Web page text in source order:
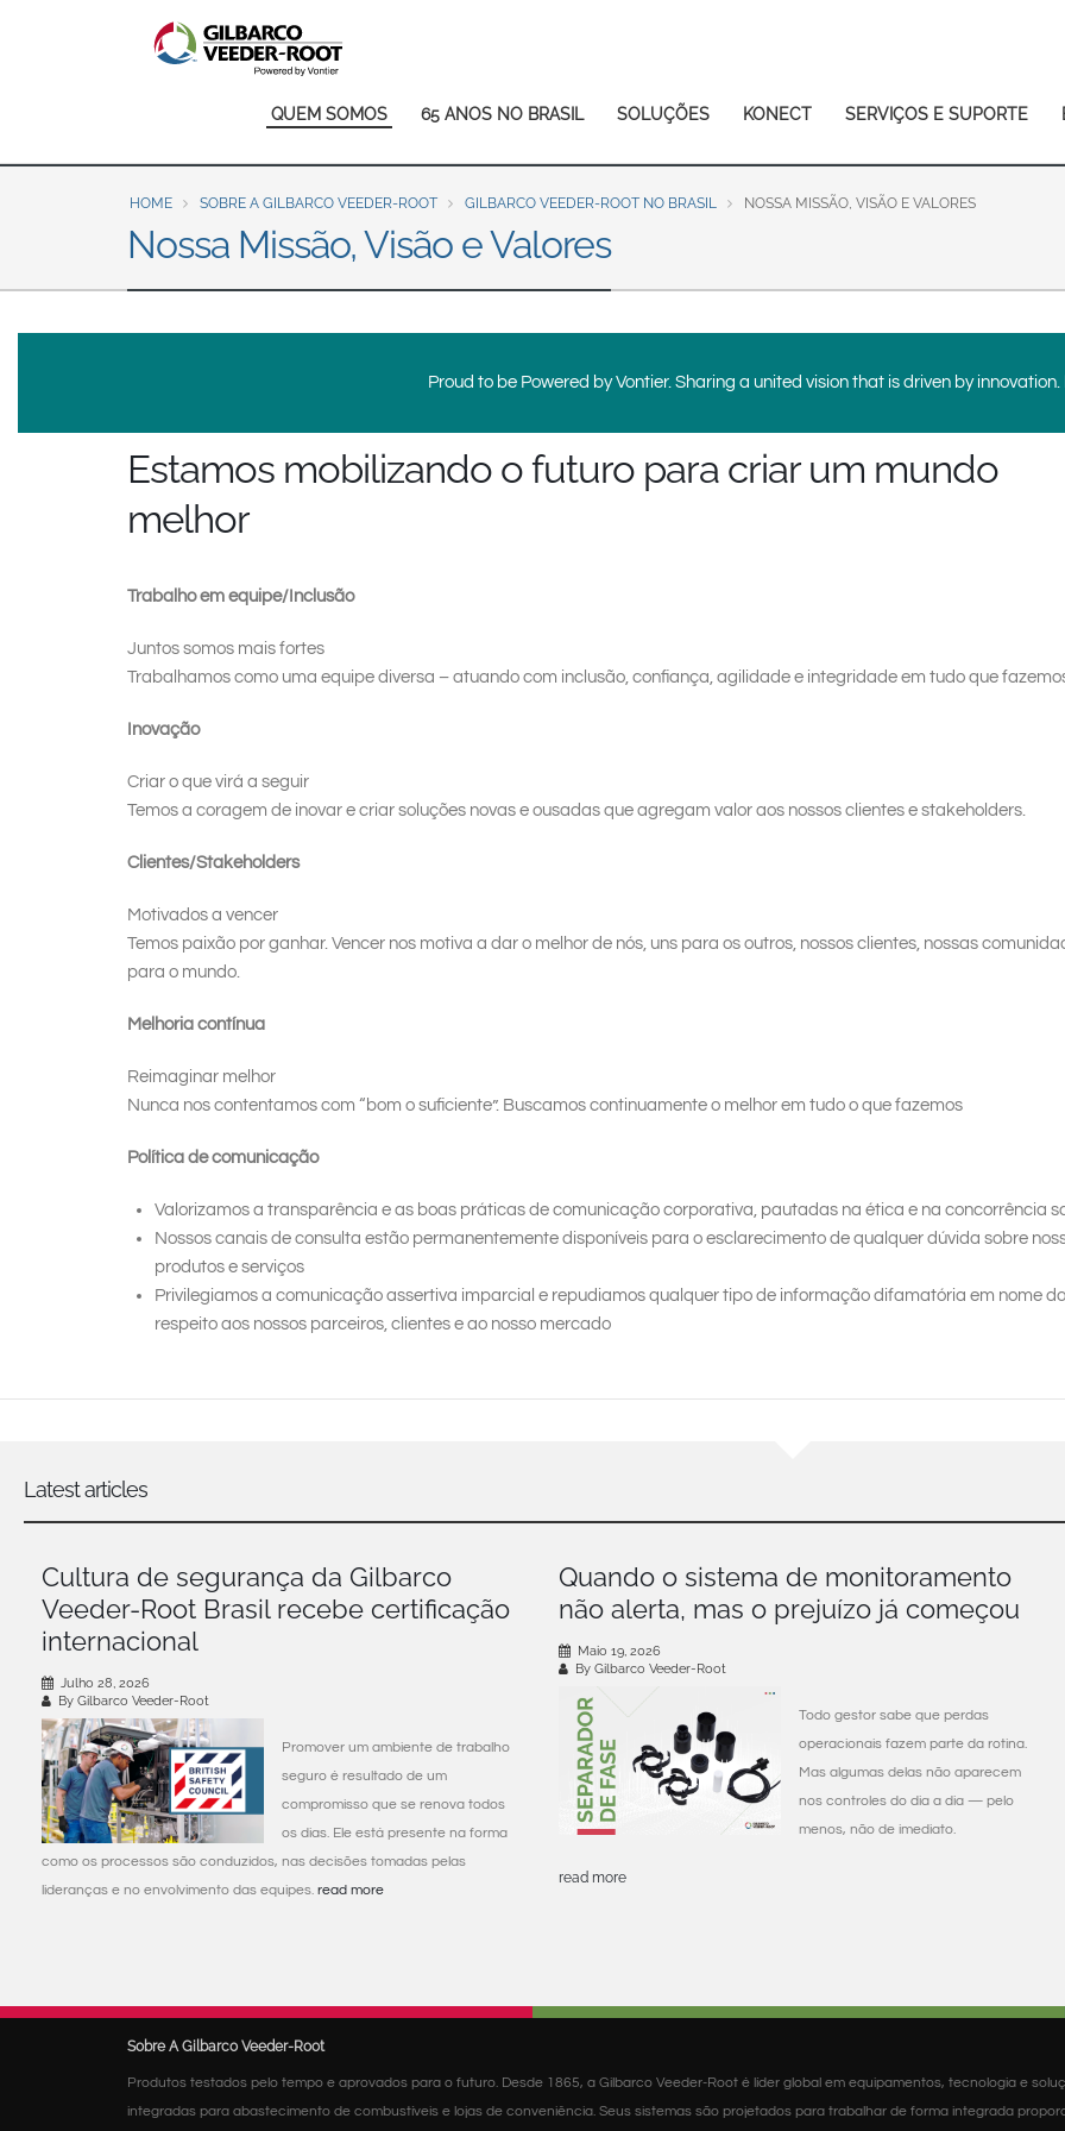
North America
United States Canada
Español English
Português English
Français
Italiano
India
Australia 中国
Main
navigation
QUEM SOMOS 65 ANOS NO BRASIL SOLUÇÕES KONECT SERVIÇOS E SUPORTE
HOME SOBRE A GILBARCO VEEDER-ROOT GILBARCO VEEDER-ROOT NO BRASIL NOSSA MISSÃO, VISÃO E VALORES
Nossa Missão, Visão e Valores
Proud to be Powered by Vontier. Sharing a united vision that is driven by innovation.
Estamos mobilizando o futuro para criar um mundo
melhor
Trabalho em equipe/Inclusão
Juntos somos mais fortes
Trabalhamos como uma equipe diversa – atuando com inclusão, confiança, agilidade e integridade em tudo que
Inovação
Criar o que virá a seguir
Temos a coragem de inovar e criar soluções novas e ousadas que agregam valor aos nossos clientes e stakeholders.
Clientes/Stakeholders
Motivados a vencer
Temos paixão por ganhar. Vencer nos motiva a dar o melhor de nós, uns para os outros, nossos clientes, nossas
para o mundo.
Melhoria contínua
Reimaginar melhor
Nunca nos contentamos com “bom o suficiente”. Buscamos continuamente o melhor em tudo o que fazemos
Política de comunicação
Valorizamos a transparência e as boas práticas de comunicação corporativa, pautadas na ética e na concorrência
Nossos canais de consulta estão permanentemente disponíveis para o esclarecimento de qualquer dúvida sobre
produtos e serviços
Privilegiamos a comunicação assertiva imparcial e repudiamos qualquer tipo de informação difamatória em nome do
respeito aos nossos parceiros, clientes e ao nosso mercado
Latest articles
Cultura de segurança da Gilbarco
Veeder-Root Brasil recebe certificação
internacional
Julho 28, 2026
By Gilbarco Veeder-Root
Promover um ambiente de trabalho
seguro é resultado de um
compromisso que se renova todos
os dias. Ele está presente na forma
como os processos são conduzidos, nas decisões tomadas pelas
lideranças e no envolvimento das equipes. read more
Quando o sistema de monitoramento
não alerta, mas o prejuízo já começou
Maio 19, 2026
By Gilbarco Veeder-Root
Todo gestor sabe que perdas
operacionais fazem parte da rotina.
Mas algumas delas não aparecem
nos controles do dia a dia — pelo
menos, não de imediato.
read more
Sobre A Gilbarco Veeder-Root
Produtos testados pelo tempo e aprovados para o futuro. Desde 1865, a Gilbarco Veeder-Root é líder global em equipamentos, tecnologia e
integradas para abastecimento de combustíveis e lojas de conveniência. Seus sistemas são projetados para trabalhar de forma integrada